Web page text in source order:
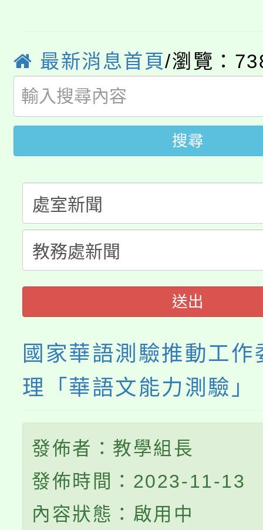
生本土語及新住民語歌
代理(課)教師甄選結果(
公告本校115學年度第
代理(課)教師甄選結果(
轉知中國文化大學推廣
《TA101》溝通分析基
心理、諮商輔導、社會
系所師生報名參加。
轉知苗栗縣政府辦理
門員」簡章及活動海報
踴躍報名參加。
桃園市115學年度學生
要點
「桃園市補助參觀特色
展演活動實施計畫」
115年度「教育部表揚
義教育推展貢獻獎」
最新消息首頁/瀏覽：
搜尋
送出
國家華語測驗推動工作
理「華語文能力測驗」
發佈者：教學組長
發佈時間：2023-11-13
內容狀態：啟用中